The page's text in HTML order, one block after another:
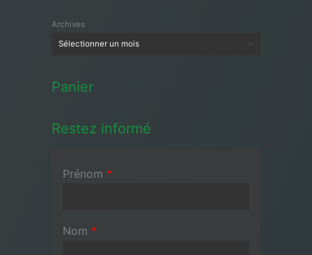
Archives
Panier
Restez informé
Prénom *
Nom *